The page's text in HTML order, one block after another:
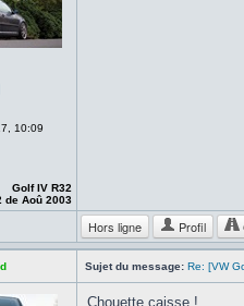
10:09
Golf IV R32
de Aoû 2003
Hors ligne Profil
Sujet du message: Re: [VW
Chouette caisse !